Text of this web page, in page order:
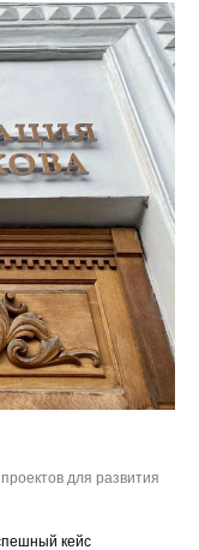
для развития
кейс